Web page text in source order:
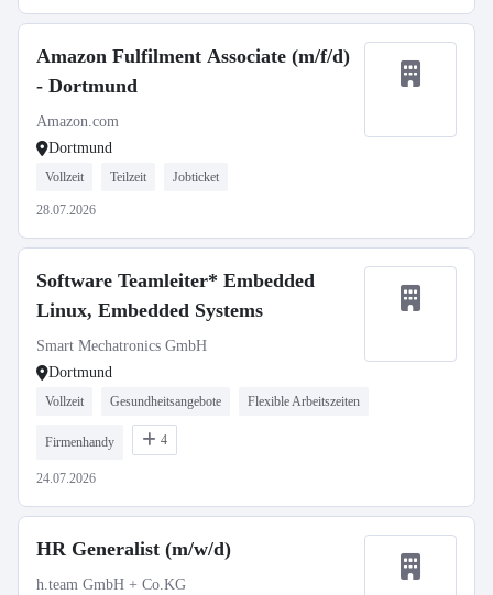
Amazon Fulfilment Associate (m/f/d)
- Dortmund
Amazon.com
Dortmund
Vollzeit Teilzeit Jobticket
28.07.2026
Software Teamleiter* Embedded
Linux, Embedded Systems
Smart Mechatronics GmbH
Dortmund
Vollzeit Gesundheitsangebote Flexible Arbeitszeiten
Firmenhandy 4
24.07.2026
HR Generalist (m/w/d)
h.team GmbH + Co.KG